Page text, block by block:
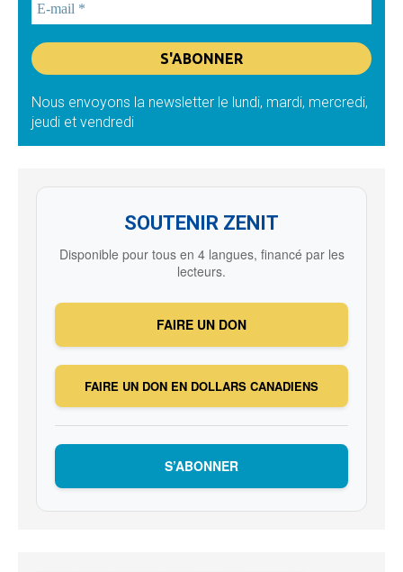
Nous envoyons la newsletter le lundi, mardi, mercredi,
jeudi et vendredi
SOUTENIR ZENIT
Disponible pour tous en 4 langues, financé par les
lecteurs.
FAIRE UN DON
FAIRE UN DON EN DOLLARS CANADIENS
S’ABONNER